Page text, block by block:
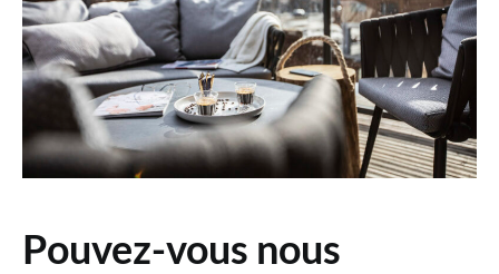
Pouvez-vous nous